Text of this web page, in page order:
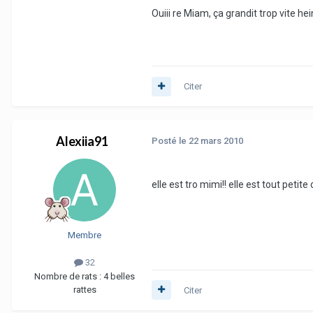
Ouiii re Miam, ça grandit trop vite
Citer
Alexiia91
Membre
32
Nombre de rats : 4 belles
rattes
Posté le 22 mars 2010
elle est tro mimi!! elle est tout petite
Citer